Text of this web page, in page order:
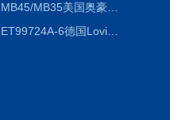
MB45/MB35美国奥豪斯OHAUS MB45/MB35卤素红外水分测定仪
ET99724A-6德国Lovibond ET99724A-6微电脑BOD测定仪